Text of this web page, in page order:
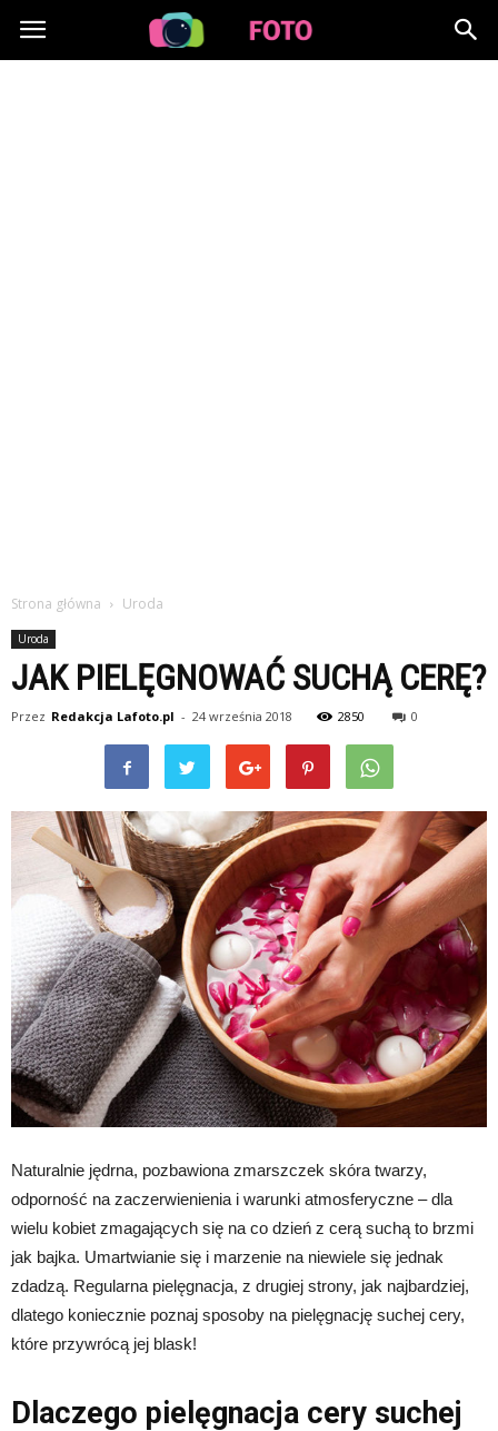
Lafoto.pl
Strona główna Uroda
Uroda
JAK PIELĘGNOWAĆ SUCHĄ CERĘ?
Przez Redakcja Lafoto.pl - 24 września 2018 2850 0
Naturalnie jędrna, pozbawiona zmarszczek skóra twarzy,
odporność na zaczerwienienia i warunki atmosferyczne – dla
wielu kobiet zmagających się na co dzień z cerą suchą to brzmi
jak bajka. Umartwianie się i marzenie na niewiele się jednak
zdadzą. Regularna pielęgnacja, z drugiej strony, jak najbardziej,
dlatego koniecznie poznaj sposoby na pielęgnację suchej cery,
które przywrócą jej blask!
Dlaczego pielęgnacja cery suchej